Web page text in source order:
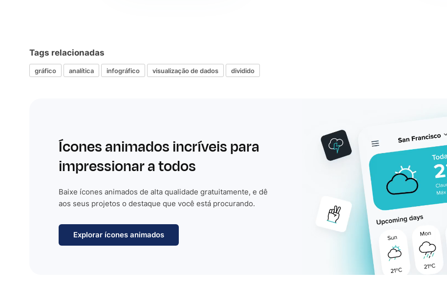
Tags relacionadas
gráfico analítica infográfico visualização de dados dividido
Ícones animados incríveis para
impressionar a todos
Baixe ícones animados de alta qualidade gratuitamente, e dê
aos seus projetos o destaque que você está procurando.
Explorar ícones animados